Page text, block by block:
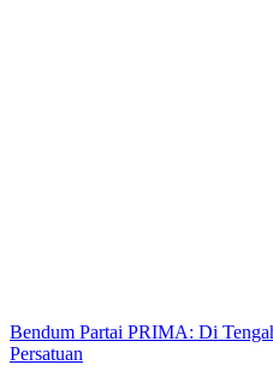
Bendum Partai PRIMA: Di
Persatuan